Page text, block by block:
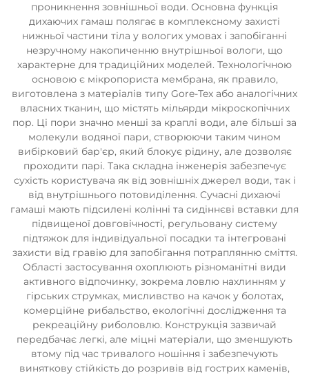
проникнення зовнішньої води. Основна функція
дихаючих гамаш полягає в комплексному захисті
нижньої частини тіла у вологих умовах і запобіганні
незручному накопиченню внутрішньої вологи, що
характерне для традиційних моделей. Технологічною
основою є мікропориста мембрана, як правило,
виготовлена з матеріалів типу Gore-Tex або аналогічних
власних тканин, що містять мільярди мікроскопічних
пор. Ці пори значно менші за краплі води, але більші за
молекули водяної пари, створюючи таким чином
вибірковий бар'єр, який блокує рідину, але дозволяє
проходити парі. Така складна інженерія забезпечує
сухість користувача як від зовнішніх джерел води, так і
від внутрішнього потовиділення. Сучасні дихаючі
гамаші мають підсилені колінні та сидіннєві вставки для
підвищеної довговічності, регульовану систему
підтяжок для індивідуальної посадки та інтегровані
захисти від гравію для запобігання потраплянню сміття.
Області застосування охоплюють різноманітні види
активного відпочинку, зокрема ловлю нахлинням у
гірських струмках, мисливство на качок у болотах,
комерційне рибальство, екологічні дослідження та
рекреаційну риболовлю. Конструкція зазвичай
передбачає легкі, але міцні матеріали, що зменшують
втому під час тривалого ношіння і забезпечують
виняткову стійкість до розривів від гострих каменів,